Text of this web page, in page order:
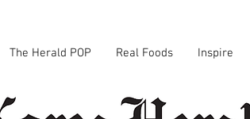
The Herald POP Real Foods Inspire